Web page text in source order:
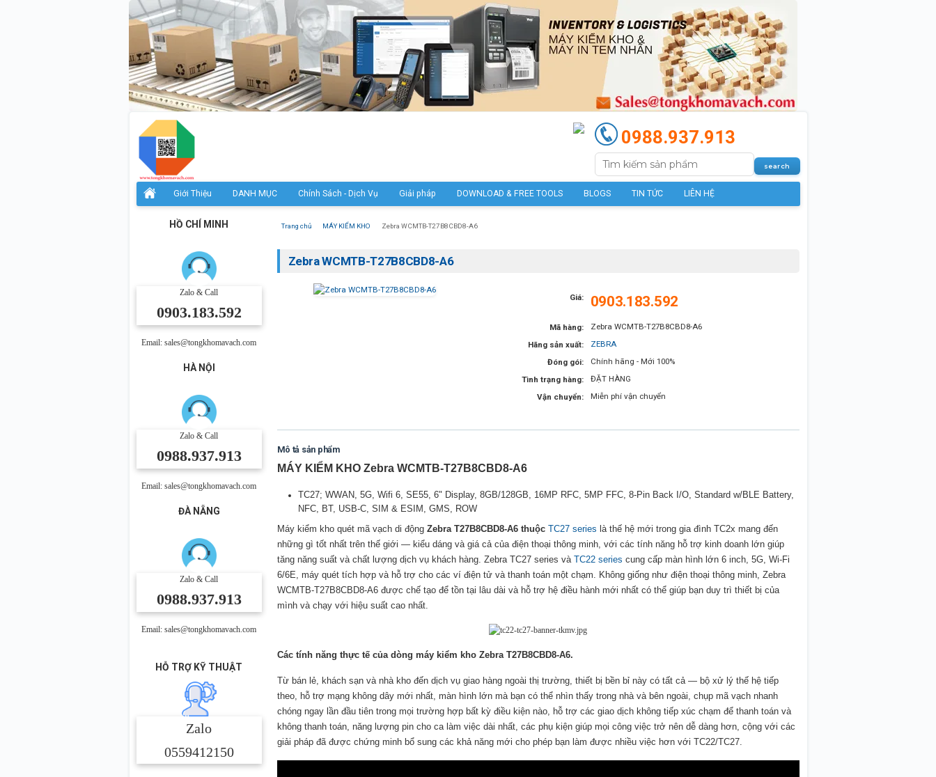
0988.937.913
Giới Thiệu DANH MỤC Chính Sách - Dịch Vụ Giải pháp DOWNLOAD & FREE TOOLS BLOGS TIN TỨC LIÊN HỆ
HỒ CHÍ MINH
Zalo & Call
0903.183.592
Email: sales@tongkhomavach.com
HÀ NỘI
Zalo & Call
0988.937.913
Email: sales@tongkhomavach.com
ĐÀ NẴNG
Zalo & Call
0988.937.913
Email: sales@tongkhomavach.com
HỖ TRỢ KỸ THUẬT
Zalo
0559412150
Trang chủ MÁY KIỂM KHO Zebra WCMTB-T27B8CBD8-A6
Zebra WCMTB-T27B8CBD8-A6
Giá: 0903.183.592
Mã hàng:
Zebra WCMTB-T27B8CBD8-A6
Hãng sản xuất:
ZEBRA
Đóng gói:
Chính hãng - Mới 100%
Tình trạng hàng:
ĐẶT HÀNG
Vận chuyển:
Miễn phí vận chuyển
Mô tả sản phẩm
MÁY KIỂM KHO Zebra WCMTB-T27B8CBD8-A6
TC27; WWAN, 5G, Wifi 6, SE55, 6" Display, 8GB/128GB, 16MP RFC, 5MP FFC, 8-Pin Back I/O, Standard w/BLE Battery,
NFC, BT, USB-C, SIM & ESIM, GMS, ROW
Máy kiểm kho quét mã vạch di động Zebra T27B8CBD8-A6 thuộc TC27 series là thế hệ mới trong gia đình TC2x mang đến
những gì tốt nhất trên thế giới — kiểu dáng và giá cả của điện thoại thông minh, với các tính năng hỗ trợ kinh doanh lớn giúp
tăng năng suất và chất lượng dịch vụ khách hàng. Zebra TC27 series và TC22 series cung cấp màn hình lớn 6 inch, 5G, Wi-Fi
6/6E, máy quét tích hợp và hỗ trợ cho các ví điện tử và thanh toán một chạm. Không giống như điện thoại thông minh, Zebra
WCMTB-T27B8CBD8-A6 được chế tạo để tồn tại lâu dài và hỗ trợ hệ điều hành mới nhất có thể giúp bạn duy trì thiết bị của
mình và chạy với hiệu suất cao nhất.
Các tính năng thực tế của dòng máy kiểm kho Zebra T27B8CBD8-A6.
Từ bán lẻ, khách sạn và nhà kho đến dịch vụ giao hàng ngoài thị trường, thiết bị bền bỉ này có tất cả — bộ xử lý thế hệ tiếp
theo, hỗ trợ mạng không dây mới nhất, màn hình lớn mà bạn có thể nhìn thấy trong nhà và bên ngoài, chụp mã vạch nhanh
chóng ngay lần đầu tiên trong mọi trường hợp bất kỳ điều kiện nào, hỗ trợ các giao dịch không tiếp xúc chạm để thanh toán và
không thanh toán, năng lượng pin cho ca làm việc dài nhất, các phụ kiện giúp mọi công việc trở nên dễ dàng hơn, cộng với các
giải pháp đã được chứng minh bổ sung các khả năng mới cho phép bạn làm được nhiều việc hơn với TC22/TC27.